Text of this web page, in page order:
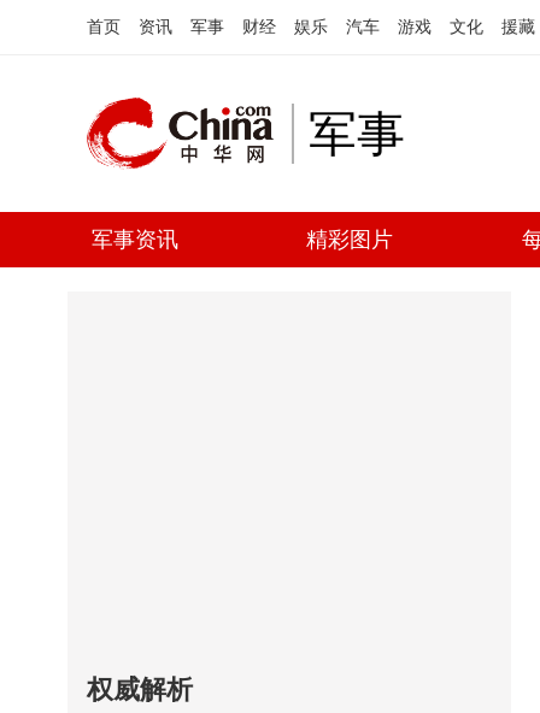
首页 资讯 军事 财经 娱乐 汽车 游戏 文化 援藏
军事
军事资讯 精彩图片
权威解析